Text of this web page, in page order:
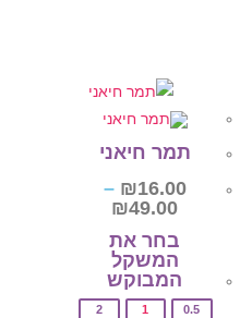
תמר חיאני
₪16.00
–
₪49.00
בחר את
המשקל
המבוקש‎
0.5
1
2